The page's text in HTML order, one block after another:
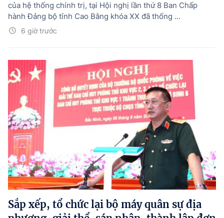
6 giờ trước
của hệ thống chính trị, tại Hội nghị lần thứ 8 Ban Chấp
hành Đảng bộ tỉnh Cao Bằng khóa XX đã thống ...
Sắp xếp, tổ chức lại bộ máy quân sự địa